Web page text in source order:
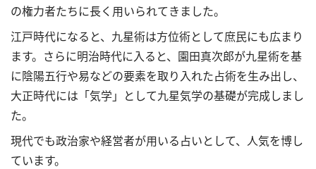
の権力者たちに長く用いられてきました。
江戸時代になると、九星術は方位術として庶民にも広まり
ます。さらに明治時代に入ると、園田真次郎が九星術を基
に陰陽五行や易などの要素を取り入れた占術を生み出し、
大正時代には「気学」として九星気学の基礎が完成しまし
た。
現代でも政治家や経営者が用いる占いとして、人気を博し
ています。